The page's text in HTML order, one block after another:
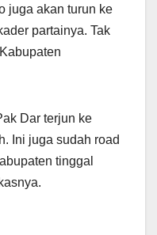
juga akan turun ke
partainya. Tak
Dar terjun ke
Ini juga sudah road
tinggal